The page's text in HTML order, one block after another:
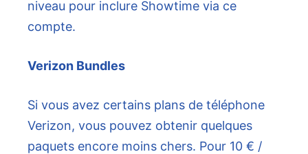
niveau pour inclure Showtime via ce
compte.
Verizon Bundles
Si vous avez certains plans de téléphone
Verizon, vous pouvez obtenir quelques
paquets encore moins chers. Pour 10 € /